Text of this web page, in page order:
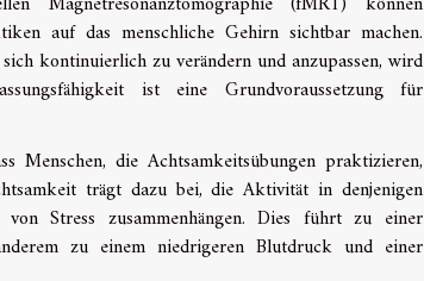
auf das menschliche Gehirn sichtbar machen.
kontinuierlich zu verändern und anzupassen, wird
ist eine Grundvoraussetzung für
Menschen, die Achtsamkeitsübungen praktizieren,
trägt dazu bei, die Aktivität in denjenigen
Stress zusammenhängen. Dies führt zu einer
zu einem niedrigeren Blutdruck und einer